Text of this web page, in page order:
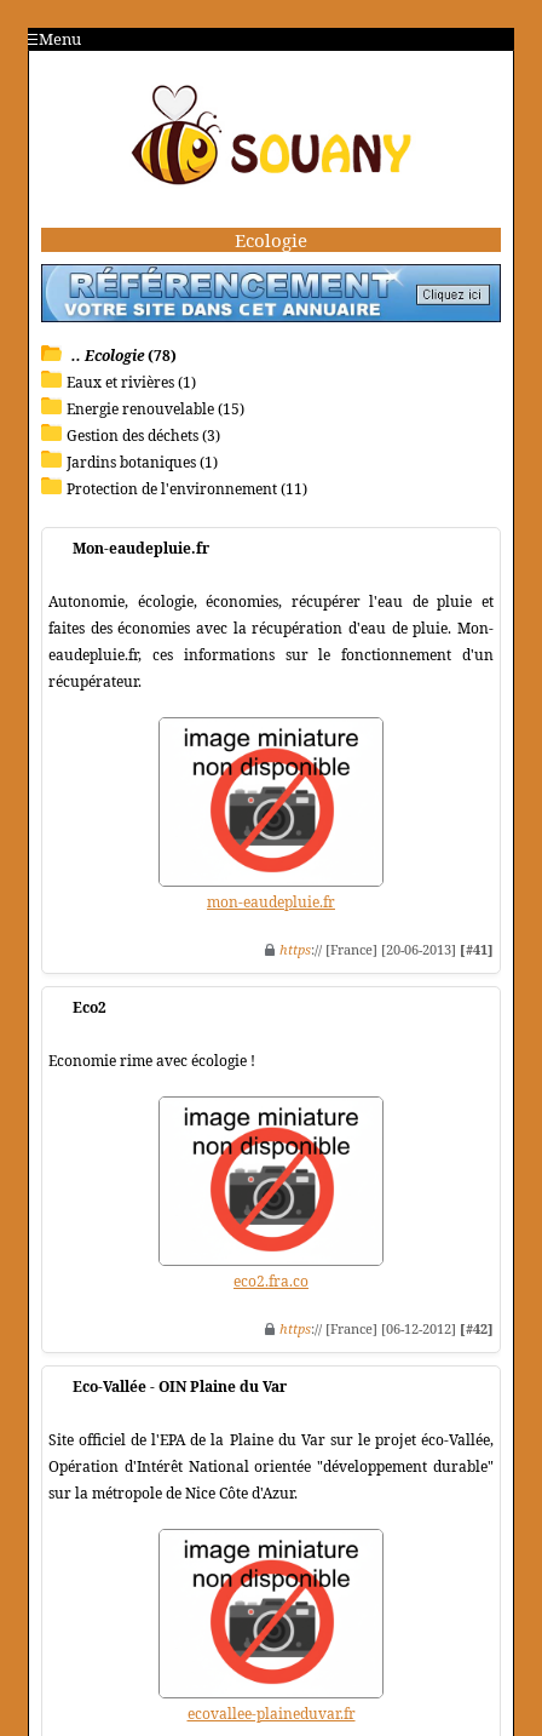
Menu
Ecologie
.. Ecologie(78)
Eaux et rivières (1)
Energie renouvelable (15)
Gestion des déchets (3)
Jardins botaniques (1)
Protection de l'environnement (11)
Mon-eaudepluie.fr
Autonomie, écologie, économies, récupérer l'eau de pluie et
faites des économies avec la récupération d'eau de pluie. Mon-
eaudepluie.fr, ces informations sur le fonctionnement d'un
récupérateur.
mon-eaudepluie.fr
https:// [France] [20-06-2013] [#41]
Eco2
Economie rime avec écologie !
eco2.fra.co
https:// [France] [06-12-2012] [#42]
Eco-Vallée - OIN Plaine du Var
Site officiel de l'EPA de la Plaine du Var sur le projet éco-Vallée,
Opération d'Intérêt National orientée "développement durable"
sur la métropole de Nice Côte d'Azur.
ecovallee-plaineduvar.fr